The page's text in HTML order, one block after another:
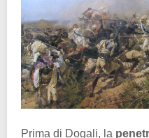
Prima di Dogali, la